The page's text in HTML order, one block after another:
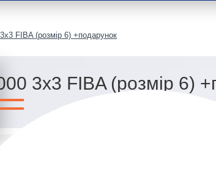
FIBA (розмір 6) +подарунок
3x3 FIBA (розмір 6)